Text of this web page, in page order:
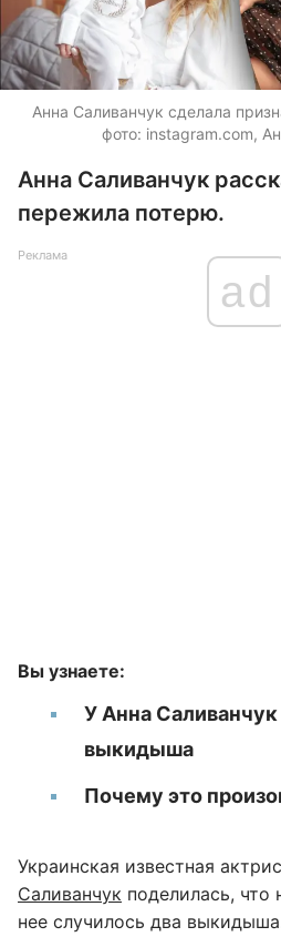
Анна Саливанчук сделала
фото: instagram.com,
Анна Саливанчук
пережила потерю.
Реклама
ad
Вы узнаете:
У Анна
выкидыша
Почему это
Украинская известная
Саливанчук поделилась, что
нее случилось два